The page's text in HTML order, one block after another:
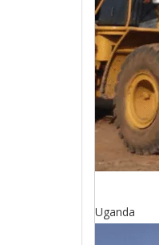
Uganda